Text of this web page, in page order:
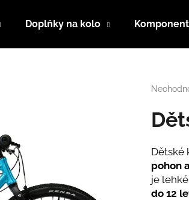
Doplňky na kolo
Průměrné
produktu
je
5
Dětské
pohon
je
do 12
HLEDAT